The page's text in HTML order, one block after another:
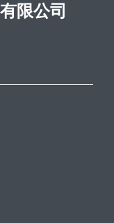
限公司